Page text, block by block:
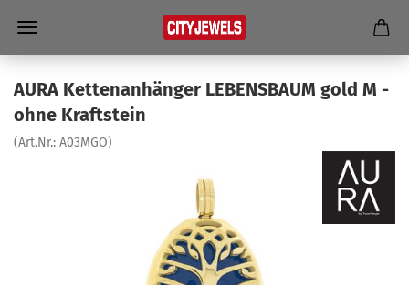
AURA Ket­ten­an­hän­ger LE­BENS­BAUM gold M -
ohne Kraft­stein
(Art.Nr.: A03MGO)